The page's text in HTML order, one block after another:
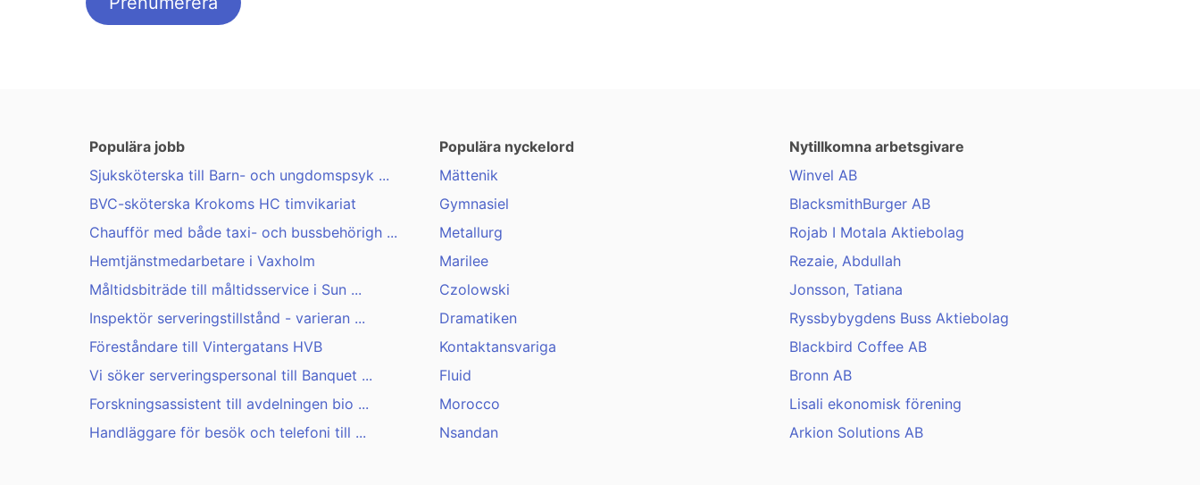
Populära jobb
Sjuksköterska till Barn- och ungdomspsyk ...
BVC-sköterska Krokoms HC timvikariat
Chaufför med både taxi- och bussbehörigh ...
Hemtjänstmedarbetare i Vaxholm
Måltidsbiträde till måltidsservice i Sun ...
Inspektör serveringstillstånd - varieran ...
Föreståndare till Vintergatans HVB
Vi söker serveringspersonal till Banquet ...
Forskningsassistent till avdelningen bio ...
Handläggare för besök och telefoni till ...
Populära nyckelord
Mättenik
Gymnasiel
Metallurg
Marilee
Czolowski
Dramatiken
Kontaktansvariga
Fluid
Morocco
Nsandan
Nytillkomna arbetsgivare
Winvel AB
BlacksmithBurger AB
Rojab I Motala Aktiebolag
Rezaie, Abdullah
Jonsson, Tatiana
Ryssbybygdens Buss Aktiebolag
Blackbird Coffee AB
Bronn AB
Lisali ekonomisk förening
Arkion Solutions AB